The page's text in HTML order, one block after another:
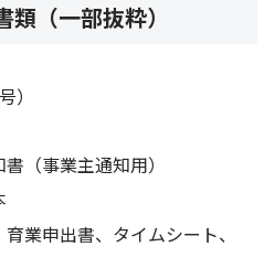
（一部抜粋）
）
（事業主通知用）
業申出書、タイムシート、